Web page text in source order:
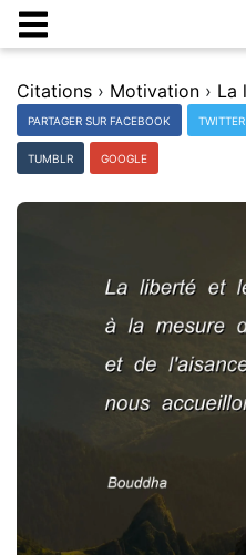
Citations › Motivation ›
PARTAGER SUR FACEBOOK TWITTER
TUMBLR GOOGLE